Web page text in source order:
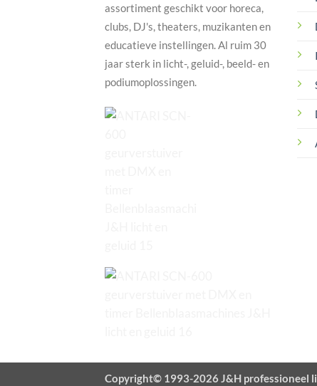
assortiment geschikt voor horeca,
clubs, DJ's, theaters, muzikanten en
educatieve instellingen. Al ruim 30
jaar sterk in licht-, geluid-, beeld- en
podiumoplossingen.
Copyright© 1993-2026 J&H professioneel